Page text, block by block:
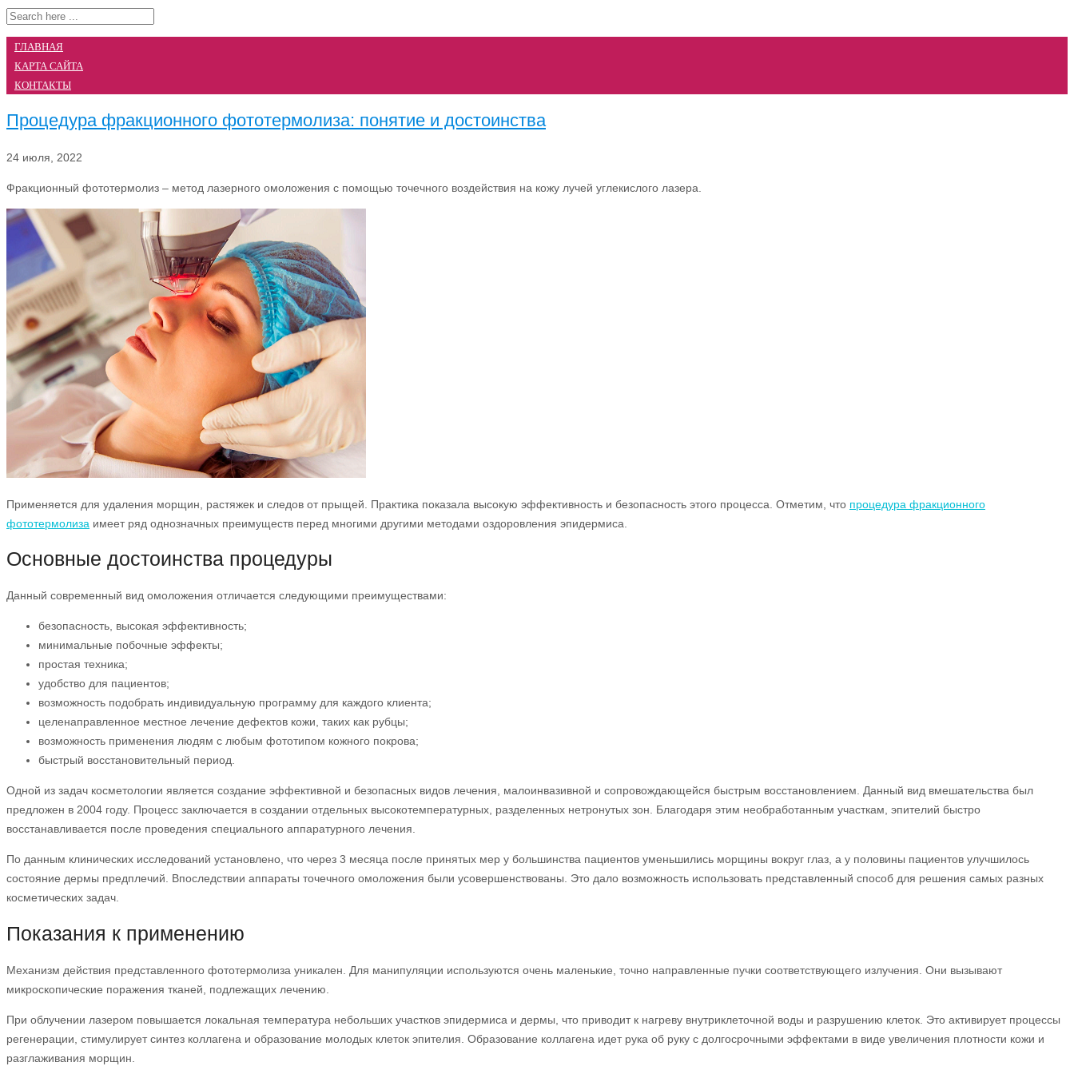
ГЛАВНАЯ
КАРТА САЙТА
КОНТАКТЫ
Процедура фракционного фототермолиза: понятие и достоинства
24 июля, 2022
Фракционный фототермолиз – метод лазерного омоложения с помощью точечного воздействия на кожу лучей углекислого лазера.
Применяется для удаления морщин, растяжек и следов от прыщей. Практика показала высокую эффективность и безопасность этого процесса. Отметим, что процедура фракционного
фототермолиза имеет ряд однозначных преимуществ перед многими другими методами оздоровления эпидермиса.
Основные достоинства процедуры
Данный современный вид омоложения отличается следующими преимуществами:
безопасность, высокая эффективность;
минимальные побочные эффекты;
простая техника;
удобство для пациентов;
возможность подобрать индивидуальную программу для каждого клиента;
целенаправленное местное лечение дефектов кожи, таких как рубцы;
возможность применения людям с любым фототипом кожного покрова;
быстрый восстановительный период.
Одной из задач косметологии является создание эффективной и безопасных видов лечения, малоинвазивной и сопровождающейся быстрым восстановлением. Данный вид вмешательства был
предложен в 2004 году. Процесс заключается в создании отдельных высокотемпературных, разделенных нетронутых зон. Благодаря этим необработанным участкам, эпителий быстро
восстанавливается после проведения специального аппаратурного лечения.
По данным клинических исследований установлено, что через 3 месяца после принятых мер у большинства пациентов уменьшились морщины вокруг глаз, а у половины пациентов улучшилось
состояние дермы предплечий. Впоследствии аппараты точечного омоложения были усовершенствованы. Это дало возможность использовать представленный способ для решения самых разных
косметических задач.
Показания к применению
Механизм действия представленного фототермолиза уникален. Для манипуляции используются очень маленькие, точно направленные пучки соответствующего излучения. Они вызывают
микроскопические поражения тканей, подлежащих лечению.
При облучении лазером повышается локальная температура небольших участков эпидермиса и дермы, что приводит к нагреву внутриклеточной воды и разрушению клеток. Это активирует процессы
регенерации, стимулирует синтез коллагена и образование молодых клеток эпителия. Образование коллагена идет рука об руку с долгосрочными эффектами в виде увеличения плотности кожи и
разглаживания морщин.